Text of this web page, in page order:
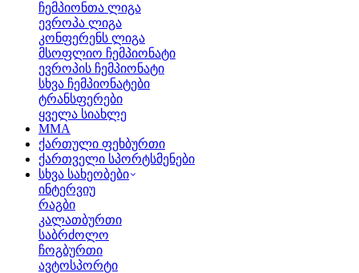
ჩემპიონთა ლიგა
ევროპა ლიგა
კონფერენს ლიგა
მსოფლიო ჩემპიონატი
ევროპის ჩემპიონატი
სხვა ჩემპიონატები
ტრანსფერები
ყველა სიახლე
MMA
ქართული ფეხბურთი
ქართველი სპორტსმენები
სხვა სახეობები
ინტერვიუ
რაგბი
კალათბურთი
საბრძოლო
ჩოგბურთი
ავტოსპორტი